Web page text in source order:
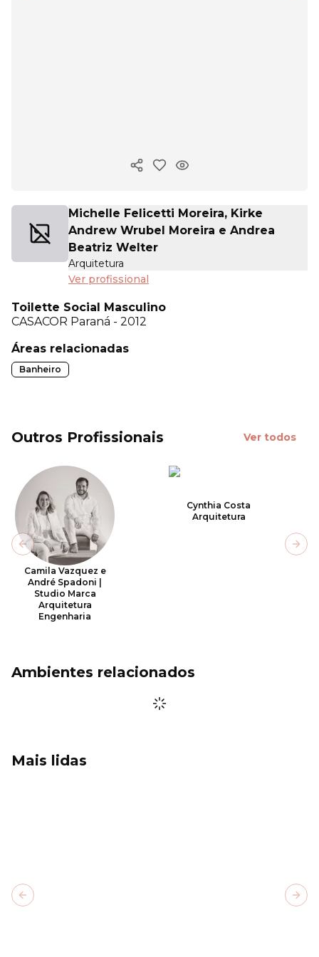
Copiar link
Michelle Felicetti Moreira, Kirke
Andrew Wrubel Moreira e Andrea
Beatriz Welter
Arquitetura
Ver profissional
Toilette Social Masculino
CASACOR Paraná - 2012
Áreas relacionadas
Banheiro
Outros Profissionais Ver todos
Camila Vazquez e
André Spadoni |
Studio Marca
Arquitetura
Engenharia
Cynthia Costa
Arquitetura
Previous slide
Ambientes relacionados
Mais lidas
Previous slide